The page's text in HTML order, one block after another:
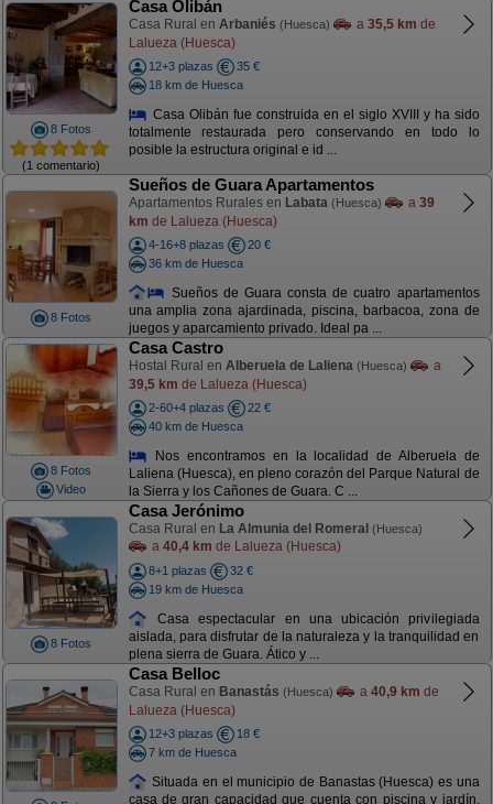
8 Fotos
(1 comentario)
Casa Olibán
Casa Rural en Arbaniés (Huesca) a 35,5 km de
Lalueza (Huesca)
12+3 plazas
35 €
18 km de Huesca
Casa Olibán fue construida en el siglo XVIII y ha sido
totalmente restaurada pero conservando en todo lo
posible la estructura original e id ...
8 Fotos
Sueños de Guara Apartamentos
Apartamentos Rurales en Labata (Huesca) a 39
km de Lalueza (Huesca)
4-16+8 plazas
20 €
36 km de Huesca
Sueños de Guara consta de cuatro apartamentos
una amplia zona ajardinada, piscina, barbacoa, zona de
juegos y aparcamiento privado. Ideal pa ...
8 Fotos
Video
Casa Castro
Hostal Rural en Alberuela de Laliena (Huesca)
a
39,5 km de Lalueza (Huesca)
2-60+4 plazas
22 €
40 km de Huesca
Nos encontramos en la localidad de Alberuela de
Laliena (Huesca), en pleno corazón del Parque Natural de
la Sierra y los Cañones de Guara. C ...
8 Fotos
Casa Jerónimo
Casa Rural en La Almunia del Romeral (Huesca)
a 40,4 km de Lalueza (Huesca)
8+1 plazas
32 €
19 km de Huesca
Casa espectacular en una ubicación privilegiada
aislada, para disfrutar de la naturaleza y la tranquilidad en
plena sierra de Guara. Ático y ...
Casa Belloc
Casa Rural en Banastás (Huesca) a 40,9 km de
Lalueza (Huesca)
12+3 plazas
18 €
7 km de Huesca
Situada en el municipio de Banastas (Huesca) es una
casa de gran capacidad que cuenta con piscina y jardín.